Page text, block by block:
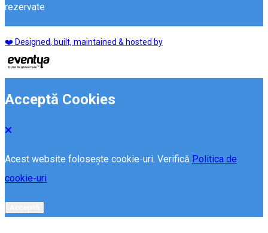
rezervate
❤️ Designed, built, maintained & hosted by
Acceptă Cookies
Acest website folosește cookie-uri. Verifică Politica de
cookie-uri